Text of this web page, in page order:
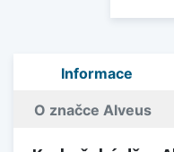
Informace
O značce Alveus